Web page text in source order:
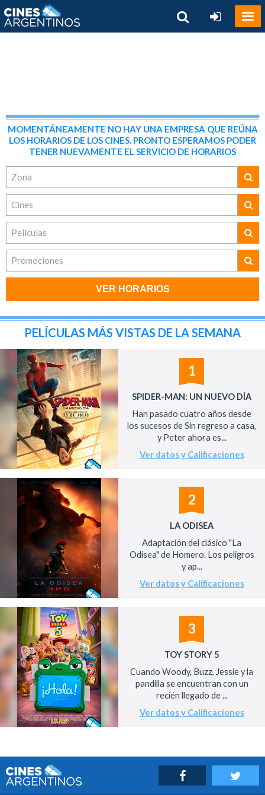
MOMENTÁNEAMENTE NO HAY UNA EMPRESA QUE REÚNA
LOS HORARIOS DE LOS CINES. PRONTO ESPERAMOS PODER
TENER NUEVAMENTE EL SERVICIO DE HORARIOS
Zona
Cines
Peliculas
Promociones
VER HORARIOS
PELÍCULAS MÁS VISTAS DE LA SEMANA
1
SPIDER-MAN: UN NUEVO DÍA
Han pasado cuatro años desde
los sucesos de Sin regreso a casa,
y Peter ahora es...
Ver datos y Calificaciones
2
LA ODISEA
Adaptación del clásico "La
Odisea" de Homero. Los peligros
y ap...
Ver datos y Calificaciones
3
TOY STORY 5
Cuando Woody, Buzz, Jessie y la
pandilla se encuentran con un
recién llegado de ...
Ver datos y Calificaciones